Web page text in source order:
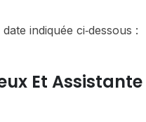
indiquée ci‑dessous :
Et Assistante